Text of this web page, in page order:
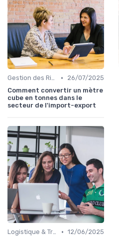
Gestion des Risques •
26/07/2025
Comment convertir un mètre
cube en tonnes dans le
secteur de l'import-export
Logistique & Transport • 12/06/2025